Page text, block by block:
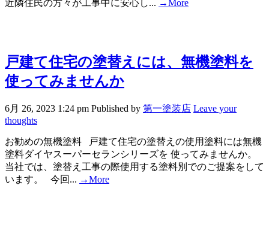
近隣住民の方々が工事中に安心し... →More
戸建て住宅の塗替えには、無機塗料を
使ってみませんか
6月 26, 2023 1:24 pm Published by 第一塗装店 Leave your
thoughts
お勧めの無機塗料 戸建て住宅の塗替えの使用塗料には無機
塗料ダイヤスーパーセランシリーズを 使ってみませんか。
当社では、塗替え工事の際使用する塗料別でのご提案をして
います。 今回... →More